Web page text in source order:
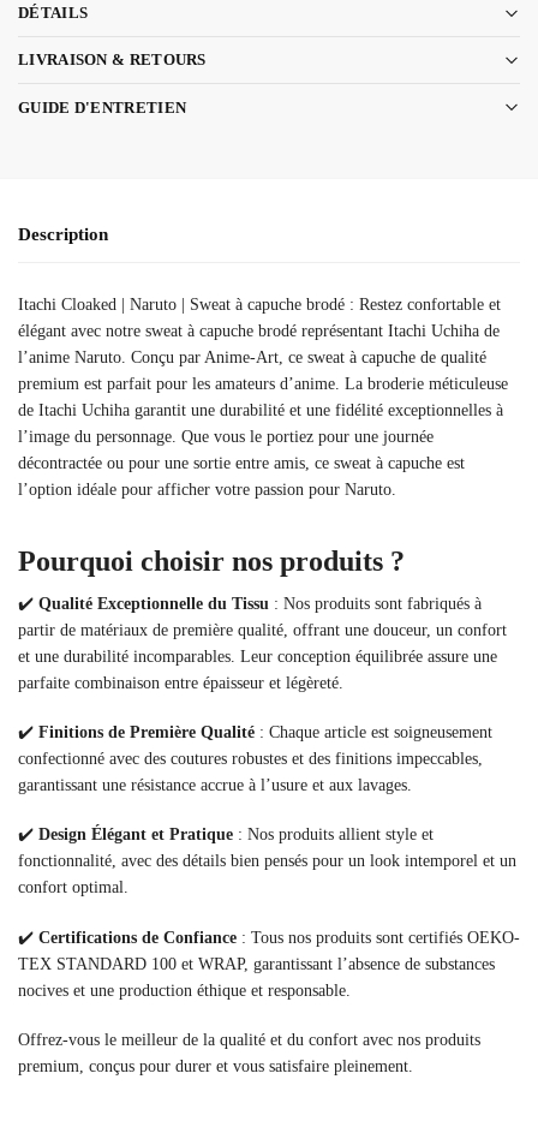
DÉTAILS
LIVRAISON & RETOURS
GUIDE D'ENTRETIEN
Description
Itachi Cloaked | Naruto | Sweat à capuche brodé : Restez confortable et
élégant avec notre sweat à capuche brodé représentant Itachi Uchiha de
l’anime Naruto. Conçu par Anime-Art, ce sweat à capuche de qualité
premium est parfait pour les amateurs d’anime. La broderie méticuleuse
de Itachi Uchiha garantit une durabilité et une fidélité exceptionnelles à
l’image du personnage. Que vous le portiez pour une journée
décontractée ou pour une sortie entre amis, ce sweat à capuche est
l’option idéale pour afficher votre passion pour Naruto.
Pourquoi choisir nos produits ?
✔️ Qualité Exceptionnelle du Tissu : Nos produits sont fabriqués à
partir de matériaux de première qualité, offrant une douceur, un confort
et une durabilité incomparables. Leur conception équilibrée assure une
parfaite combinaison entre épaisseur et légèreté.
✔️ Finitions de Première Qualité : Chaque article est soigneusement
confectionné avec des coutures robustes et des finitions impeccables,
garantissant une résistance accrue à l’usure et aux lavages.
✔️ Design Élégant et Pratique : Nos produits allient style et
fonctionnalité, avec des détails bien pensés pour un look intemporel et un
confort optimal.
✔️ Certifications de Confiance : Tous nos produits sont certifiés OEKO-
TEX STANDARD 100 et WRAP, garantissant l’absence de substances
nocives et une production éthique et responsable.
Offrez-vous le meilleur de la qualité et du confort avec nos produits
premium, conçus pour durer et vous satisfaire pleinement.